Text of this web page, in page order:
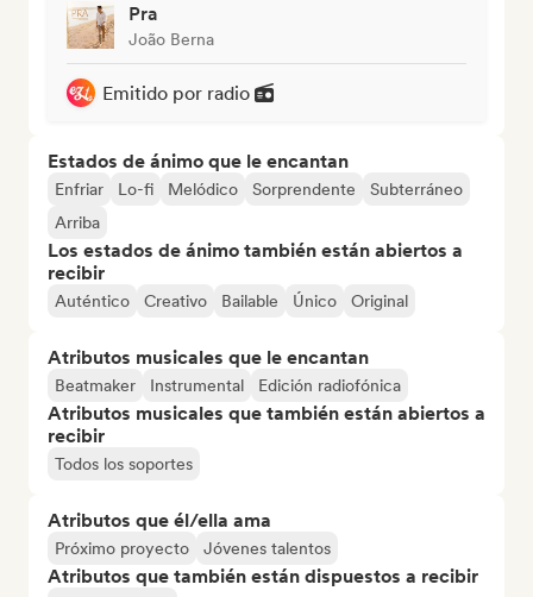
Pra
João Berna
Emitido por radio
Estados de ánimo que le encantan
Enfriar Lo-fi Melódico Sorprendente
Subterráneo
Arriba
Los estados de ánimo también están abiertos a
recibir
Auténtico Creativo Bailable Único Original
Atributos musicales que le encantan
Beatmaker Instrumental Edición radiofónica
Atributos musicales que también están abiertos a
recibir
Todos los soportes
Atributos que él/ella ama
Próximo proyecto Jóvenes talentos
Atributos que también están dispuestos a recibir